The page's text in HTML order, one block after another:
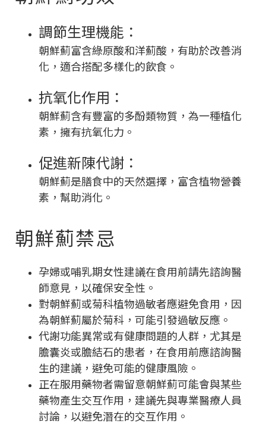
調節生理機能：
朝鮮薊富含綠原酸和洋薊酸，有助於改善消
化，適合搭配多樣化的飲食。
抗氧化作用：
朝鮮薊含有豐富的多酚類物質，為一種植化
素，擁有抗氧化力。
促進新陳代謝：
朝鮮薊是膳食中的天然選擇，富含植物營養
素，幫助消化。
朝鮮薊禁忌
孕婦或哺乳期女性建議在食用前請先諮詢醫
師意見，以確保安全性。
對朝鮮薊或菊科植物過敏者應避免食用，因
為朝鮮薊屬於菊科，可能引發過敏反應。
代謝功能異常或有健康問題的人群，尤其是
膽囊炎或膽結石的患者，在食用前應諮詢醫
生的建議，避免可能的健康風險。
正在服用藥物者需留意朝鮮薊可能會與某些
藥物產生交互作用，建議先與專業醫療人員
討論，以避免潛在的交互作用。